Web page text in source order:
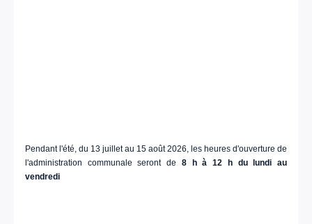
Pendant l'été, du 13 juillet au 15 août 2026, les heures d'ouverture de
l'administration communale seront de 8 h à 12 h du lundi au
vendredi